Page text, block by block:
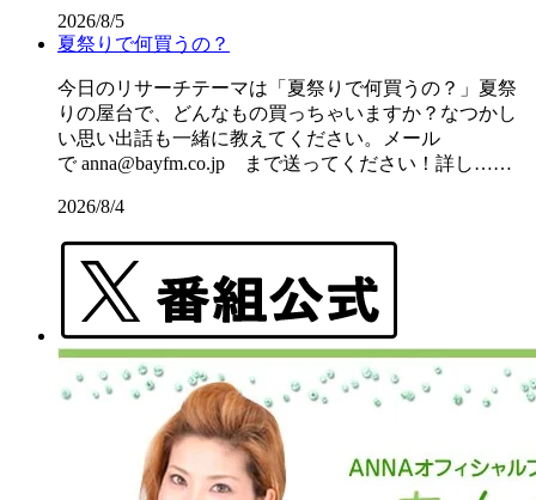
2026/8/5
夏祭りで何買うの？
今日のリサーチテーマは「夏祭りで何買うの？」夏祭
りの屋台で、どんなもの買っちゃいますか？なつかし
い思い出話も一緒に教えてください。メール
で anna@bayfm.co.jp まで送ってください！詳し……
2026/8/4